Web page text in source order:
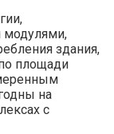
модулями,
здания,
площади
на
с